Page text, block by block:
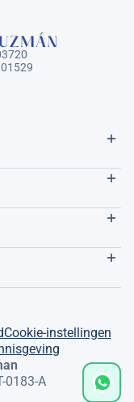
Cookie-instellingen
0183-A